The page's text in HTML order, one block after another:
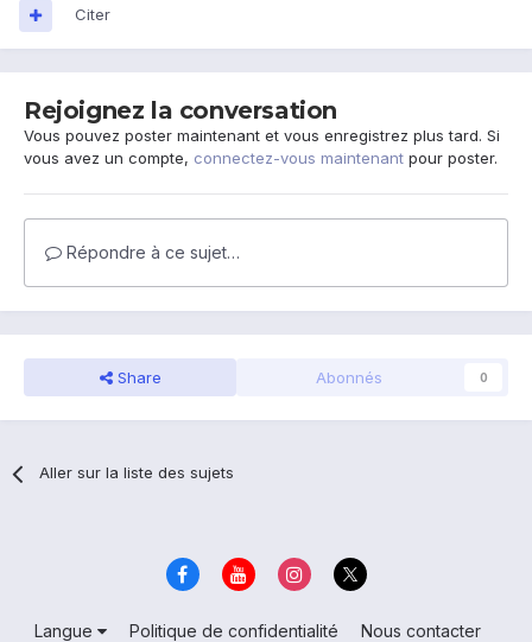
Citer
Rejoignez la conversation
Vous pouvez poster maintenant et vous enregistrez plus tard. Si
vous avez un compte, connectez-vous maintenant pour poster.
Répondre à ce sujet…
Share Abonnés 0
Aller sur la liste des sujets
Langue Politique de confidentialité Nous contacter